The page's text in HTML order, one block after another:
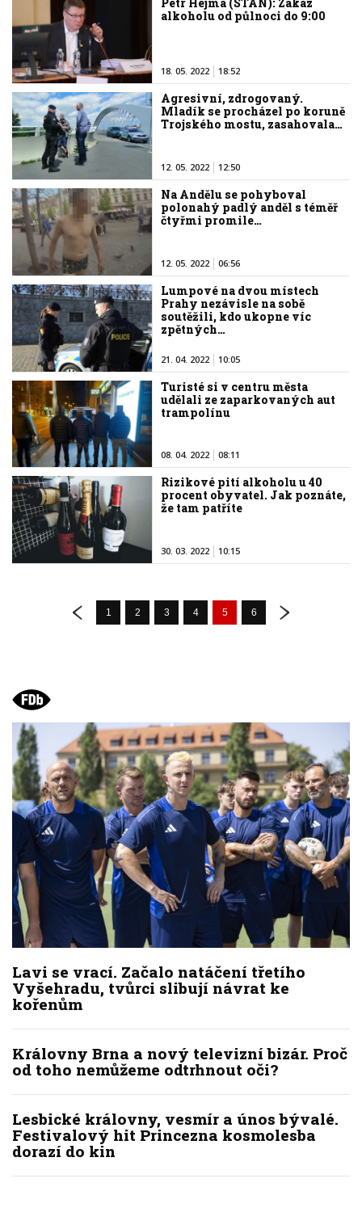
alkoholu od půlnoci do 9:00
18. 05. 2022 18:52
Agresivní, zdrogovaný.
Mladík se procházel po koruně
Trojského mostu, zasahovala…
12. 05. 2022 12:50
Na Andělu se pohyboval
polonahý padlý anděl s téměř
čtyřmi promile…
12. 05. 2022 06:56
Lumpové na dvou místech
Prahy nezávisle na sobě
soutěžili, kdo ukopne víc
zpětných…
21. 04. 2022 10:05
Turisté si v centru města
udělali ze zaparkovaných aut
trampolínu
08. 04. 2022 08:11
Rizikové pití alkoholu u 40
procent obyvatel. Jak poznáte,
že tam patříte
30. 03. 2022 10:15
1 2 3 4 5 6
Lavi se vrací. Začalo natáčení třetího
Vyšehradu, tvůrci slibují návrat ke
kořenům
Královny Brna a nový televizní bizár. Proč
od toho nemůžeme odtrhnout oči?
Lesbické královny, vesmír a únos bývalé.
Festivalový hit Princezna kosmolesba
dorazí do kin